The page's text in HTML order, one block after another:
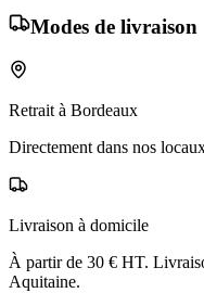
Modes de livraison
Retrait à Bordeaux
Directement dans nos
Livraison à domicile
À partir de 30 € HT.
Aquitaine.